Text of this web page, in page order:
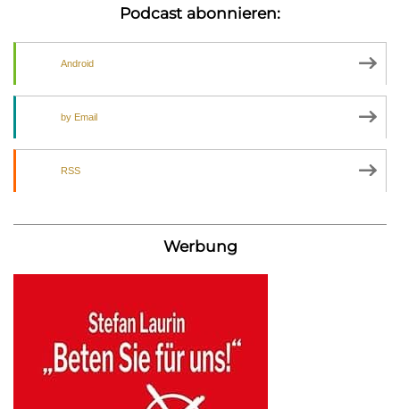
Podcast abonnieren:
Android
by Email
RSS
Werbung